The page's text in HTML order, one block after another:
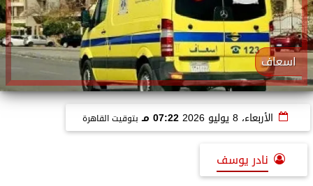
اسعاف
الأربعاء، 8 يوليو 2026 07:22 مـ بتوقيت القاهرة
نادر يوسف